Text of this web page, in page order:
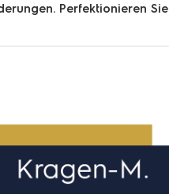
Perfektionieren Sie